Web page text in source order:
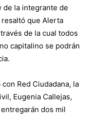
de la integrante de
resaltó que Alerta
de la cual todos
capitalino se podrán
Red Ciudadana, la
Eugenia Callejas,
dos mil